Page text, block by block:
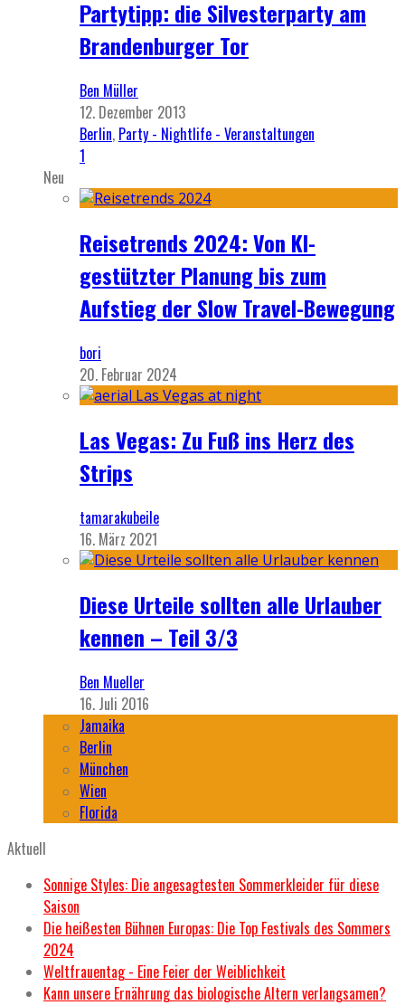
Partytipp: die Silvesterparty am
Brandenburger Tor
Ben Müller
12. Dezember 2013
Berlin, Party - Nightlife - Veranstaltungen
1
Neu
Reisetrends 2024: Von KI-
gestützter Planung bis zum
Aufstieg der Slow Travel-Bewegung
bori
20. Februar 2024
Las Vegas: Zu Fuß ins Herz des
Strips
tamarakubeile
16. März 2021
Diese Urteile sollten alle Urlauber
kennen – Teil 3/3
Ben Mueller
16. Juli 2016
Jamaika
Berlin
München
Wien
Florida
Aktuell
Sonnige Styles: Die angesagtesten Sommerkleider für diese
Saison
Die heißesten Bühnen Europas: Die Top Festivals des Sommers
2024
Weltfrauentag - Eine Feier der Weiblichkeit
Kann unsere Ernährung das biologische Altern verlangsamen?